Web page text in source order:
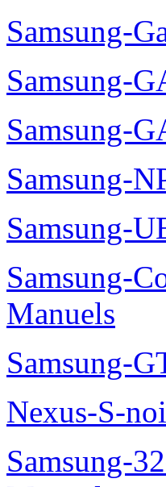
Samsung-
Samsung-
Samsung-
Samsung-
Samsung-
Samsung-
Manuels
Samsung-
Nexus-S-
Samsung-